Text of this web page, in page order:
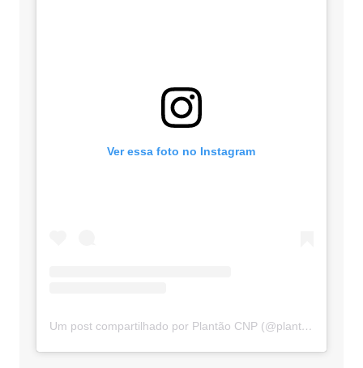
Ver essa foto no Instagram
Um post compartilhado por Plantão CNP (@plantaocnp)